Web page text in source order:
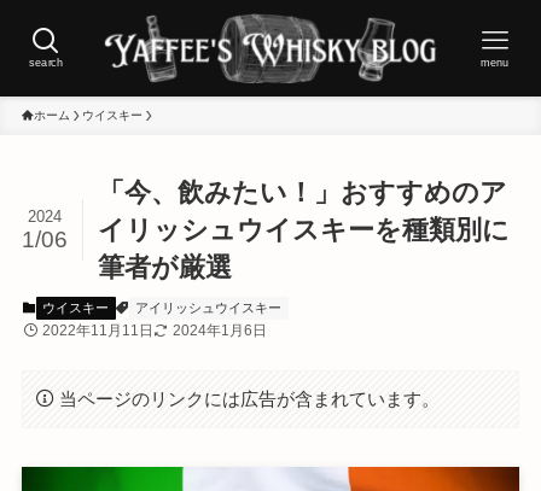
search menu
ホーム ウイスキー
「今、飲みたい！」おすすめのア
イリッシュウイスキーを種類別に
筆者が厳選
2024
1/06
ウイスキー アイリッシュウイスキー
2022年11月11日 2024年1月6日
当ページのリンクには広告が含まれています。